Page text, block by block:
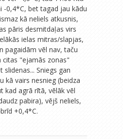
-0,4*C, bet tagad jau kādu
kā neliels atkusnis,
pāris desmitdaļas virs
ielas mitras/slapjas,
pagaidām vēl nav, taču
citas "ejamās zonas"
slidenas... Sniegs gan
kā vairs nesnieg (beidza
kad agrā rītā, vēlāk vēl
pabira), vējš neliels,
+0,4*C.